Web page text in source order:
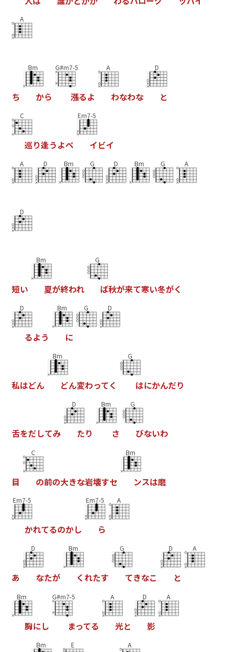
A
ち
Bm
から
G#m7-5
漲るよ
A
わなわな
D
と
C
巡り逢う よベ
Em7-5
イビイ
A D Bm G D Bm G A
D
短い
Bm
夏が終われ
G
ば秋が来て寒い冬がく
D
るよう
Bm
に
G D
私はどん
Bm
どん変わってく
G
はにかんだり
舌をだしてみ
D
たり
Bm
さ
G
びないわ
目
C
の前の大きな岩壊すセ
Bm
ンスは磨
Em7-5
かれてるのかし
Em7-5
ら
A
あ
D
なたが
Bm
く れたす
G
てきなこ
D
と
A
Bm
胸にし
G#m7-5
まってる
A
光と
D
影
A
Bm E A